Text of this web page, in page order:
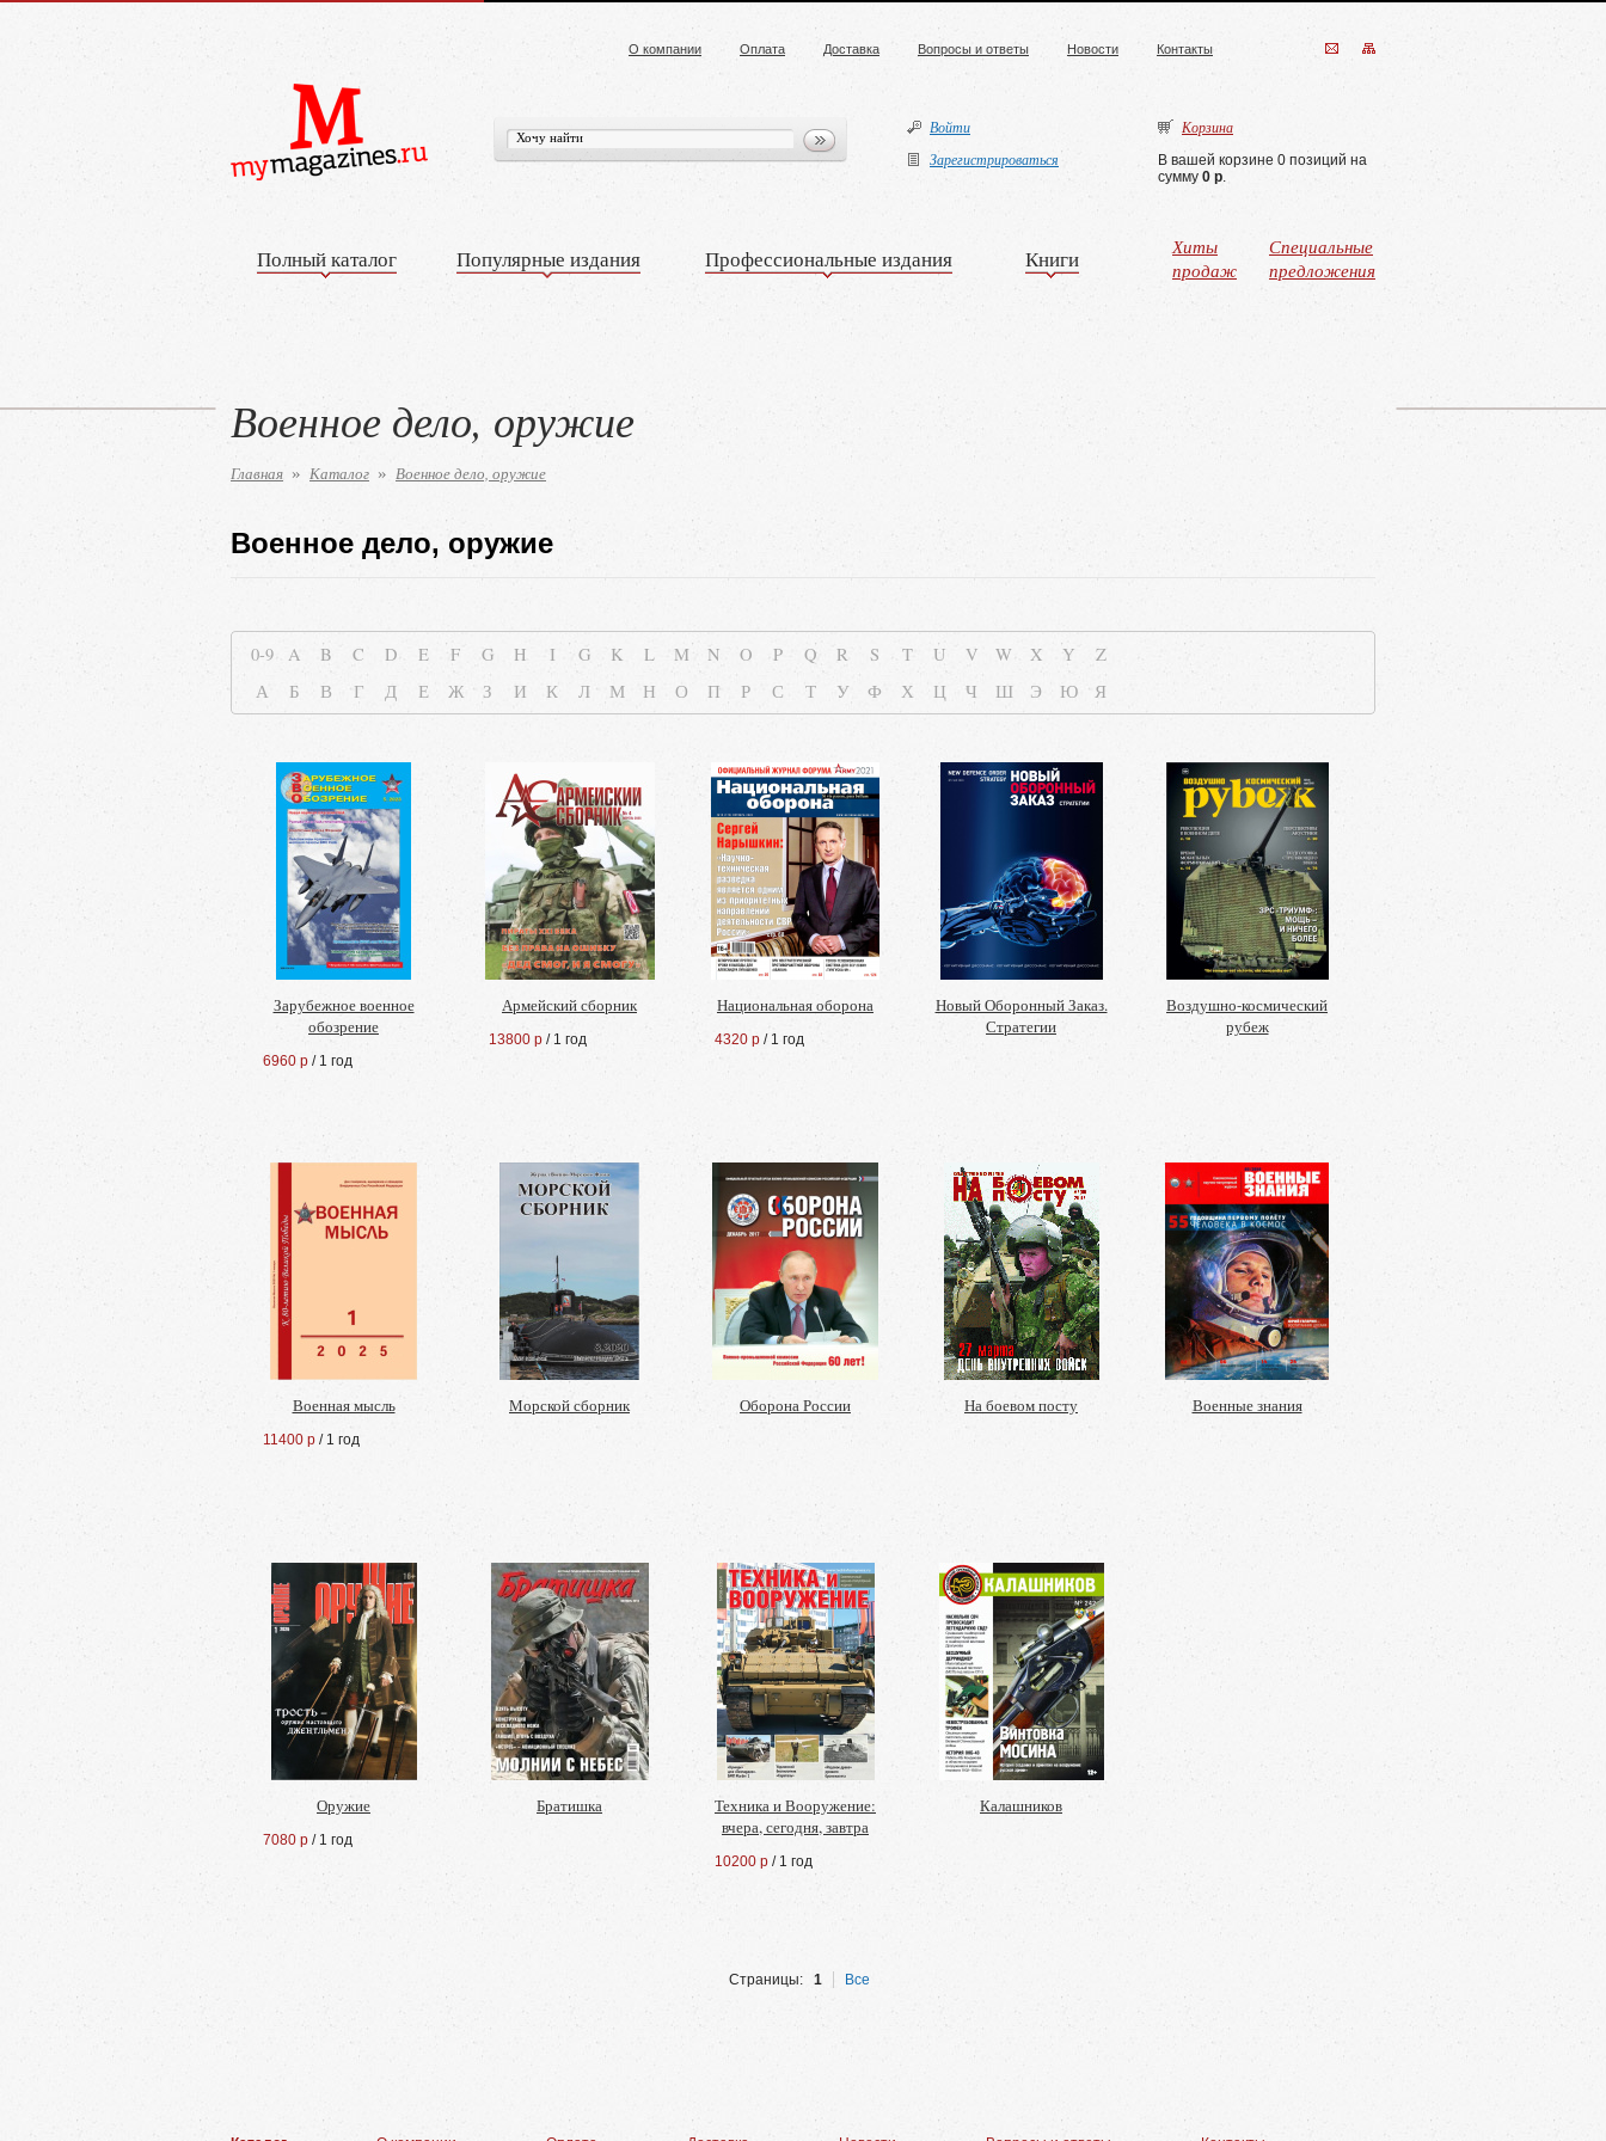
О компании Оплата Доставка Вопросы и ответы Новости Контакты
Войти
Зарегистрироваться
Корзина
В вашей корзине 0 позиций на
сумму 0 р.
Полный каталог Популярные издания Профессиональные издания Книги
Хиты
продаж
Специальные
предложения
Военное дело, оружие
Главная » Каталог » Военное дело, оружие
Военное дело, оружие
0-9 A B C D E F G H I G K L M N O P Q R S T U V W X Y
Z
А
Б В Г Д Е Ж З И К Л М Н О П Р С Т У Ф Х Ц Ч Ш Э Ю Я
Зарубежное военное
обозрение
6960 р / 1 год
Армейский сборник
13800 р / 1 год
Национальная оборона
4320 р / 1 год
Новый Оборонный Заказ.
Стратегии
Воздушно-космический
рубеж
Военная мысль
11400 р / 1 год
Морской сборник Оборона России На боевом посту Военные знания
Оружие
7080 р / 1 год
Братишка
Техника и Вооружение:
вчера, сегодня, завтра
10200 р / 1 год
Калашников
Страницы: 1 Все